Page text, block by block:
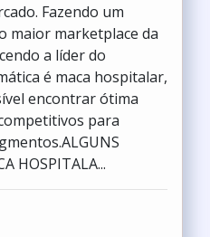
Fazendo um
maior marketplace da
a líder do
é maca hospitalar,
encontrar ótima
para
HOSPITALA...